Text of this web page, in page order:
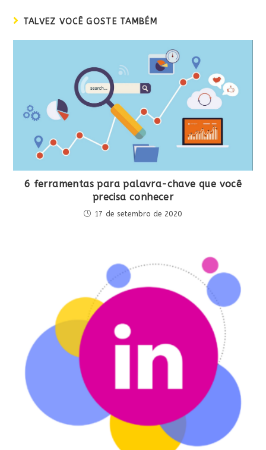
TALVEZ VOCÊ GOSTE TAMBÉM
6 ferramentas para palavra-chave que você
precisa conhecer
17 de setembro de 2020